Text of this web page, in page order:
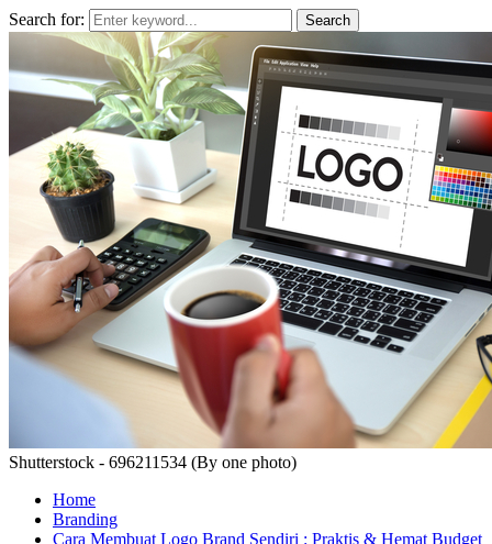
Search for: Search
Shutterstock - 696211534 (By one photo)
Home
Branding
Cara Membuat Logo Brand Sendiri : Praktis & Hemat Budget